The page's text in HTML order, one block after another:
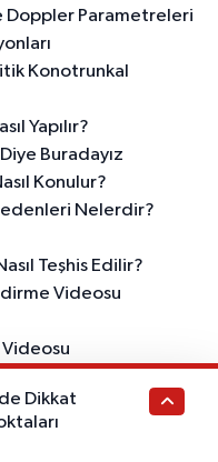
Doppler Parametreleri
Konotrunkal
Yapılır?
Buradayız
Konulur?
Nelerdir?
Teşhis Edilir?
Videosu
Videosu
Arasındaki Fark
Dikkat